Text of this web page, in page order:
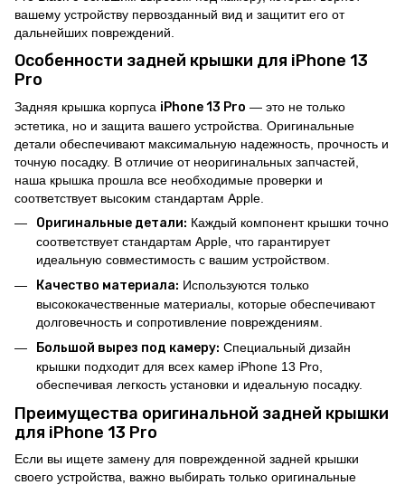
вашему устройству первозданный вид и защитит его от
дальнейших повреждений.
Особенности задней крышки для iPhone 13
Pro
Задняя крышка корпуса iPhone 13 Pro — это не только
эстетика, но и защита вашего устройства. Оригинальные
детали обеспечивают максимальную надежность, прочность и
точную посадку. В отличие от неоригинальных запчастей,
наша крышка прошла все необходимые проверки и
соответствует высоким стандартам Apple.
Оригинальные детали: Каждый компонент крышки точно
соответствует стандартам Apple, что гарантирует
идеальную совместимость с вашим устройством.
Качество материала: Используются только
высококачественные материалы, которые обеспечивают
долговечность и сопротивление повреждениям.
Большой вырез под камеру: Специальный дизайн
крышки подходит для всех камер iPhone 13 Pro,
обеспечивая легкость установки и идеальную посадку.
Преимущества оригинальной задней крышки
для iPhone 13 Pro
Если вы ищете замену для поврежденной задней крышки
своего устройства, важно выбирать только оригинальные